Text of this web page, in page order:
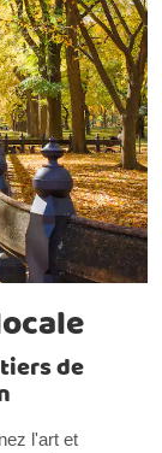
de
l'art et